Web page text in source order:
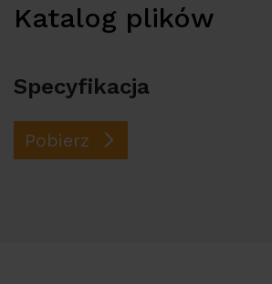
Katalog plików
Specyfikacja
Pobierz